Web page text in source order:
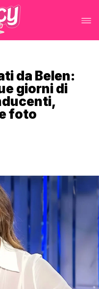
da Belen:
giorni di
foto